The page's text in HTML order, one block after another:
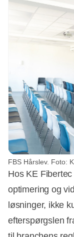
FBS Hårslev. Foto:
Hos KE
optimering og
løsninger, ikke
efterspørgslen